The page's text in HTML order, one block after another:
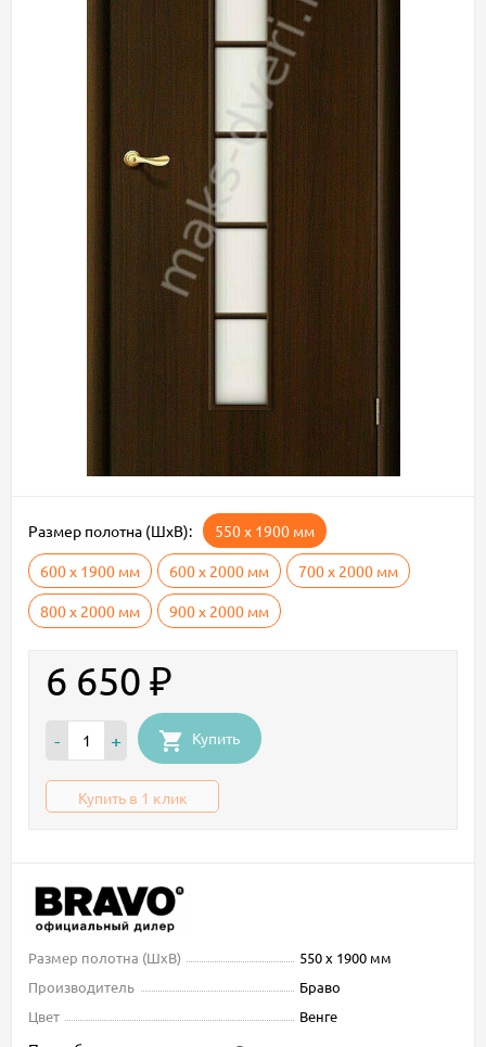
Размер полотна (ШxВ): 550 х 1900 мм
600 х 1900 мм 600 х 2000 мм 700 х 2000 мм
800 х 2000 мм 900 х 2000 мм
6 650 ₽
- + Купить
Купить в 1 клик
Размер полотна (ШxВ)
550 х 1900 мм
Производитель
Браво
Цвет
Венге